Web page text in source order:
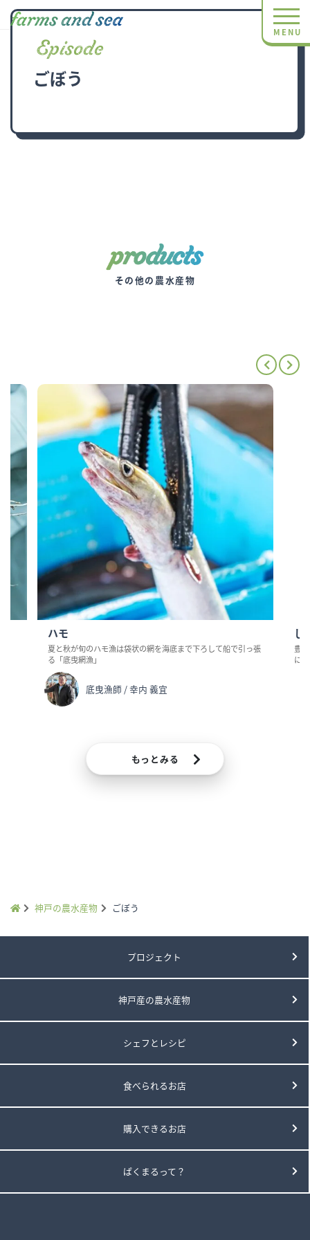
Episode
ごぼう
products
その他の農水産物
ハモ
夏と秋が旬のハモ漁は袋状の網を海底まで下ろして船で引っ張
る「底曳網漁」
底曳漁師 / 幸内 義宜
し
豊
に
もっとみる
神戸の農水産物 ごぼう
プロジェクト
神戸産の農水産物
シェフとレシピ
食べられるお店
購入できるお店
ぱくまるって？